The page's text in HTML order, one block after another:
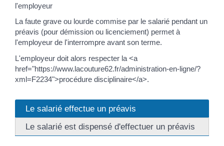
l'employeur
La faute grave ou lourde commise par le salarié pendant un
préavis (pour démission ou licenciement) permet à
l'employeur de l'interrompre avant son terme.
L'employeur doit alors respecter la <a
href="https://www.lacouture62.fr/administration-en-ligne/?
xml=F2234">procédure disciplinaire</a>.
Le salarié effectue un préavis
Le salarié est dispensé d'effectuer un préavis